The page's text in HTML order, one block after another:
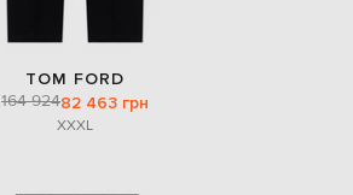
TOM FORD
164 92482 463 грн
XXXL